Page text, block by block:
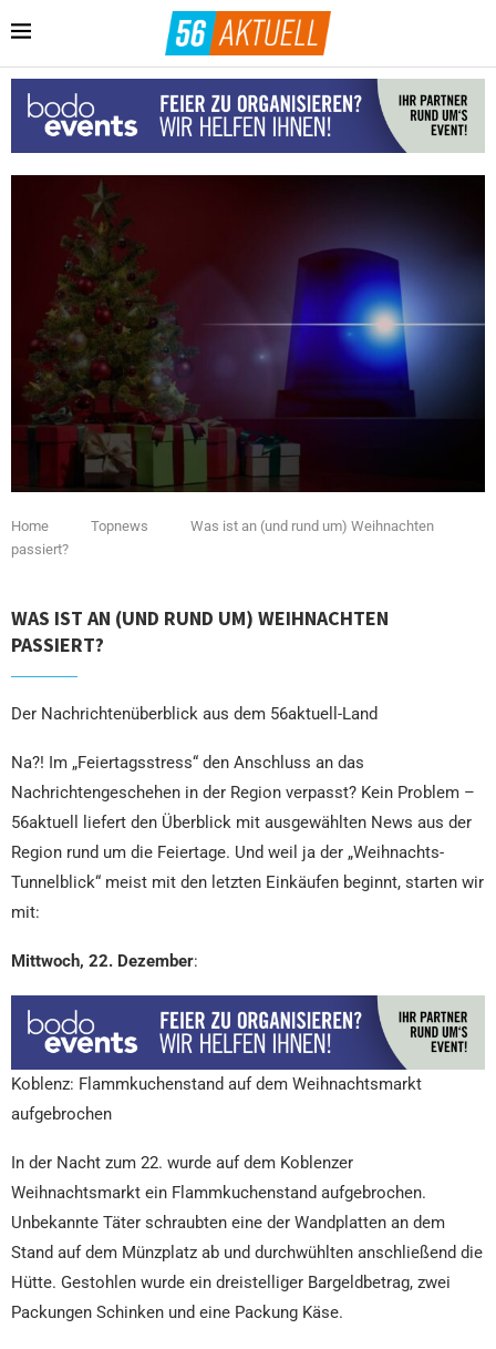
Home Topnews
Was ist an (und rund um) Weihnachten
passiert?
WAS IST AN (UND RUND UM) WEIHNACHTEN
PASSIERT?
Der Nachrichtenüberblick aus dem 56aktuell-Land
Na?! Im „Feiertagsstress“ den Anschluss an das
Nachrichtengeschehen in der Region verpasst? Kein Problem –
56aktuell liefert den Überblick mit ausgewählten News aus der
Region rund um die Feiertage. Und weil ja der „Weihnachts-
Tunnelblick“ meist mit den letzten Einkäufen beginnt, starten wir
mit:
Mittwoch, 22. Dezember:
Koblenz: Flammkuchenstand auf dem Weihnachtsmarkt
aufgebrochen
In der Nacht zum 22. wurde auf dem Koblenzer
Weihnachtsmarkt ein Flammkuchenstand aufgebrochen.
Unbekannte Täter schraubten eine der Wandplatten an dem
Stand auf dem Münzplatz ab und durchwühlten anschließend die
Hütte. Gestohlen wurde ein dreistelliger Bargeldbetrag, zwei
Packungen Schinken und eine Packung Käse.